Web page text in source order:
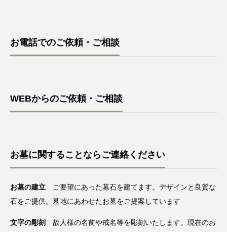
お電話でのご依頼・ご相談
WEBからのご依頼・ご相談
お墓に関することならご連絡ください
お墓の建立 ご要望にあった墓石を建てます。デザインと良質な
石をご提供。墓地にあわせたお墓をご提案しています
文字の彫刻
故人様の名前や戒名等を彫刻いたします。現在のお